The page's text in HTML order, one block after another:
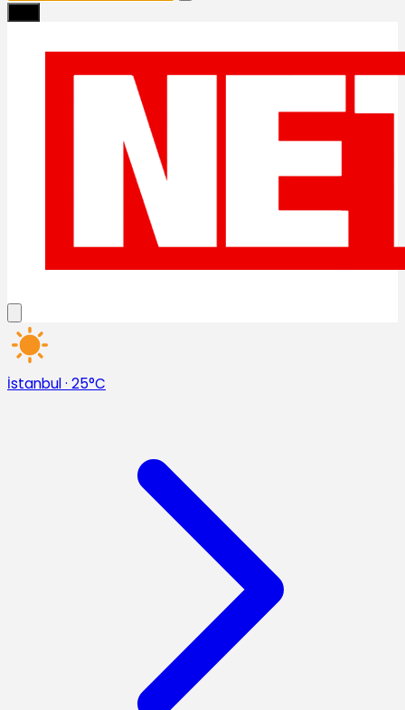
İstanbul· 25°C